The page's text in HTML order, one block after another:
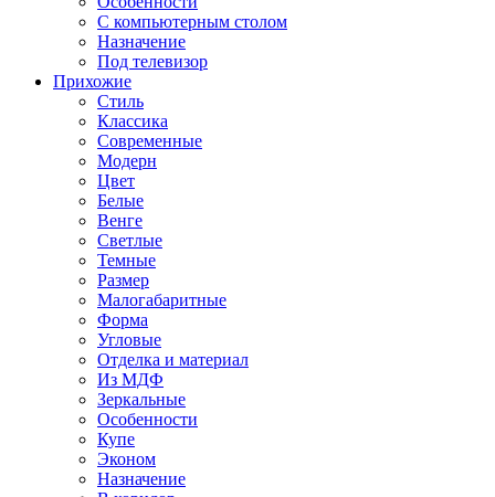
С компьютерным столом
Назначение
Под телевизор
Прихожие
Стиль
Классика
Современные
Модерн
Цвет
Белые
Венге
Светлые
Темные
Размер
Малогабаритные
Форма
Угловые
Отделка и материал
Из МДФ
Зеркальные
Особенности
Купе
Эконом
Назначение